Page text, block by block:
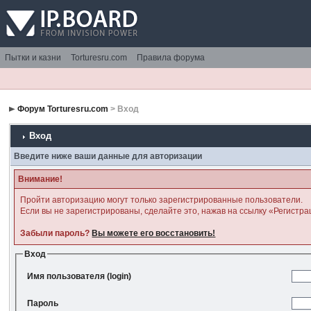
Пытки и казни Torturesru.com Правила форума
Форум Torturesru.com > Вход
Вход
Введите ниже ваши данные для авторизации
Внимание!
Пройти авторизацию могут только зарегистрированные пользователи.
Если вы не зарегистрированы, сделайте это, нажав на ссылку
Забыли пароль? Вы можете его восстановить!
Вход
Имя пользователя (login)
Пароль